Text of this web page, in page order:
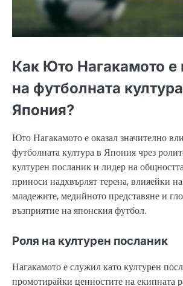
Как Юто Нагакамото е
на футболната
Япония?
Юто Нагакамото е оказал значително
футболната култура в Япония чрез
културен посланик и лидер на
приноси надхвърлят терена, влияейки
младежите, медийното представяне и
възприятие на японския футбол.
Роля на културен посланик
Нагакамото е служил като културен
промотирайки ценностите на екипната